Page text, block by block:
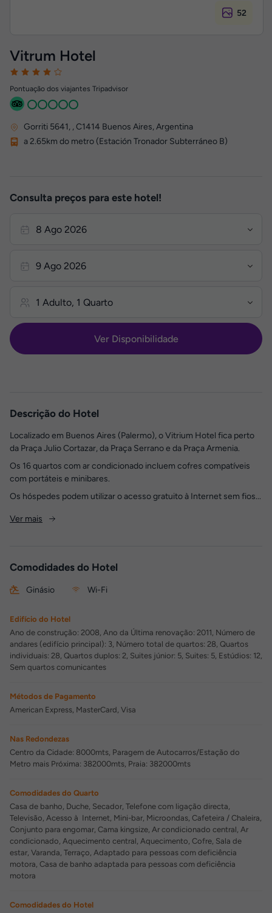
52
Vitrum Hotel
Pontuação dos viajantes Tripadvisor
Gorriti 5641, ,C1414 Buenos Aires, Argentina
a 2.65km do metro (Estación Tronador Subterráneo B)
Consulta preços para este hotel!
Ver Disponibilidade
Descrição do Hotel
Localizado em Buenos Aires (Palermo), o Vitrium Hotel fica perto
da Praça Julio Cortazar, da Praça Serrano e da Praça Armenia.
Os 16 quartos com ar condicionado incluem cofres compatíveis
com portáteis e minibares.
Os hóspedes podem utilizar o acesso gratuito à Internet sem fios...
Ver mais
Comodidades do Hotel
Ginásio Wi-Fi
Edifício do Hotel
Ano de construção: 2008, Ano da Última renovação: 2011, Número de
andares (edifício principal): 3, Número total de quartos: 28, Quartos
individuais: 28, Quartos duplos: 2, Suites júnior: 5, Suites: 5, Estúdios: 12,
Sem quartos comunicantes
Métodos de Pagamento
American Express, MasterCard, Visa
Nas Redondezas
Centro da Cidade: 8000mts, Paragem de Autocarros/Estação do
Metro mais Próxima: 382000mts, Praia: 382000mts
Comodidades do Quarto
Casa de banho, Duche, Secador, Telefone com ligação directa,
Televisão, Acesso à Internet, Mini-bar, Microondas, Cafeteira / Chaleira,
Conjunto para engomar, Cama kingsize, Ar condicionado central, Ar
condicionado, Aquecimento central, Aquecimento, Cofre, Sala de
estar, Varanda, Terraço, Adaptado para pessoas com deficiência
motora, Casa de banho adaptada para pessoas com deficiência
motora
Comodidades do Hotel